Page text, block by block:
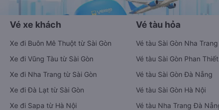
Vé xe khách
Xe đi Buôn Mê Thuột từ Sài Gòn
Xe đi Vũng Tàu từ Sài Gòn
Xe đi Nha Trang từ Sài Gòn
Xe đi Đà Lạt từ Sài Gòn
Xe đi Sapa từ Hà Nội
Vé tàu hỏa
Vé tàu Sài Gòn Nha Trang
Vé tàu Sài Gòn Phan Thiết
Vé tàu Sài Gòn Đà Nẵng
Vé tàu Sài Gòn Hà Nội
Vé tàu Nha Trang Đà